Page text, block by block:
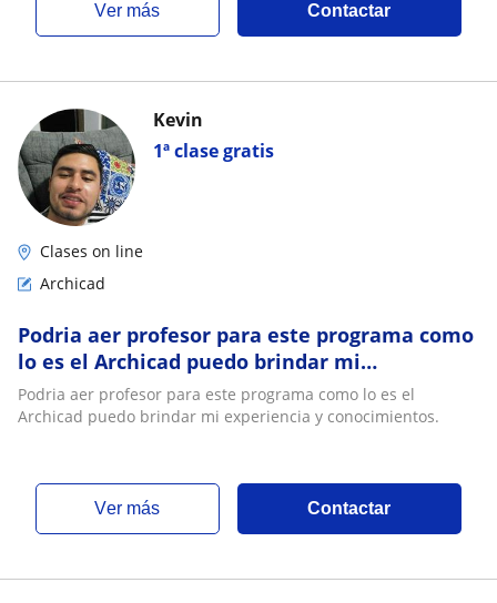
ver más Contactar
1ª clase gratis
Kevin
Clases on line
Archicad
Podria aer profesor para este programa como
lo es el Archicad puedo brindar mi
experiencia y conocimientos
Podria aer profesor para este programa como lo es el
Archicad puedo brindar mi experiencia y conocimientos.
ver más Contactar